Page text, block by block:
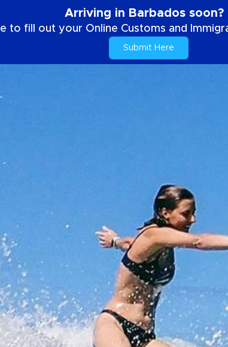
Arriving in Barbados soon?
to fill out your Online Customs and
Submit Here